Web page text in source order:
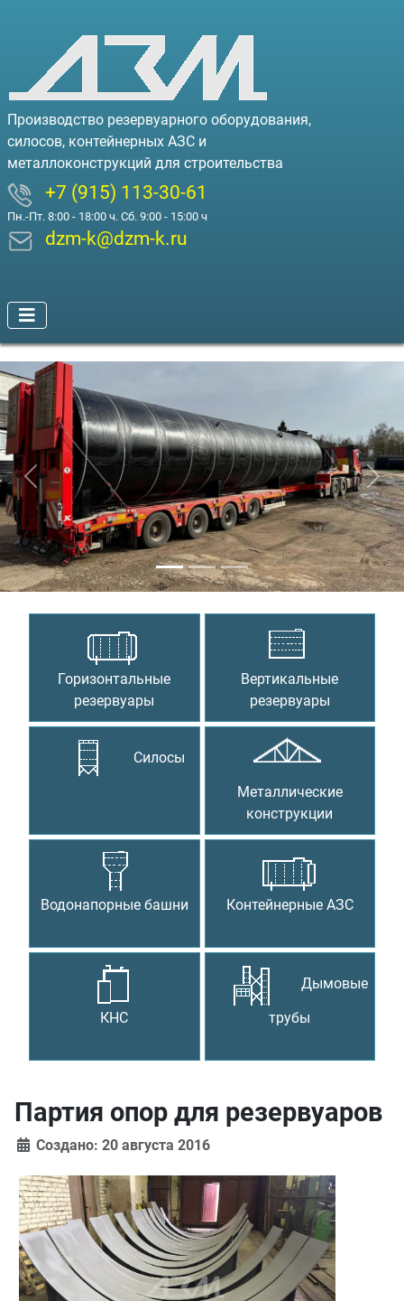
Производство резервуарного оборудования,
силосов, контейнерных АЗС и
металлоконструкций для строительства
+7 (915) 113-30-61
Пн.-Пт. 8:00 - 18:00 ч. Сб. 9:00 - 15:00 ч
dzm-k@dzm-k.ru
Предыдущий
Горизонтальные
резервуары
Вертикальные
резервуары
Силосы
Металлические
конструкции
Водонапорные башни Контейнерные АЗС
КНС
Дымовые
трубы
Партия опор для резервуаров
Создано: 20 августа 2016